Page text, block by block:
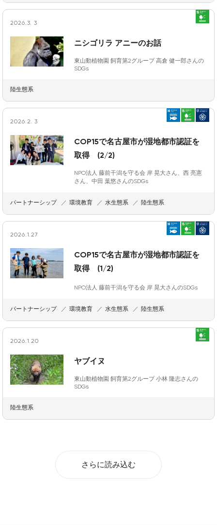
2026.3. 3
ニシゴリラ アニーのお話
東山動植物園 飼育第2グループ 高倉 健一郎さんの
SDGs
陸生態系
2026.2. 3
COP15で名古屋市が湿地都市認証を
取得 (2/2)
NPO法人 藤前干潟を守る会 岸 晃大さん、西 亮憲
さん、中田 葉悠さんのSDGs
パートナーシップ 環境教育 水生態系 陸生態系
2026.1.27
COP15で名古屋市が湿地都市認証を
取得 (1/2)
NPO法人 藤前干潟を守る会 岸 晃大さんのSDGs
パートナーシップ 環境教育 水生態系 陸生態系
2026.1.20
ヤブイヌ
東山動植物園 飼育第2グループ 小林 隆志さんの
SDGs
陸生態系
さらに読み込む